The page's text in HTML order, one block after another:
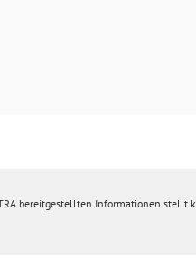
bereitgestellten Informationen stellt